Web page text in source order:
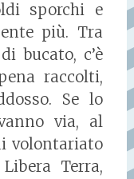
sporchi e
più. Tra
bucato, c’è
raccolti,
Se lo
via, al
volontariato
Terra,